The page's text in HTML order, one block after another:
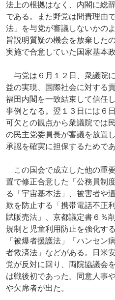
法上の根拠はなく、内閣に総
である。また野党は問責理由
法」を与党が審議しないかの
旨説明質疑の機会を放棄した
実施で合意していた国家基本
与党は６月１２日、衆議院
益の実現、国際社会に対する
福田内閣を一致結束して信任
事例となる。翌１３日には６
可欠との観点から衆議院では
の民主党委員長が審議を放置
承認を確実に担保するためであ
この国会で成立した他の重
置で修正合意した「公務員制
る「宇宙基本法」、被害者や
欺を防止する「携帯電話不正
賦販売法」、京都議定書６％
規制と児童利用防止を強化す
「被爆者援護法」「ハンセン
者救済法」などがある。日米
党が反対に回り、両院協議会
は戦後初であった。同意人事
や欠席者が出た。